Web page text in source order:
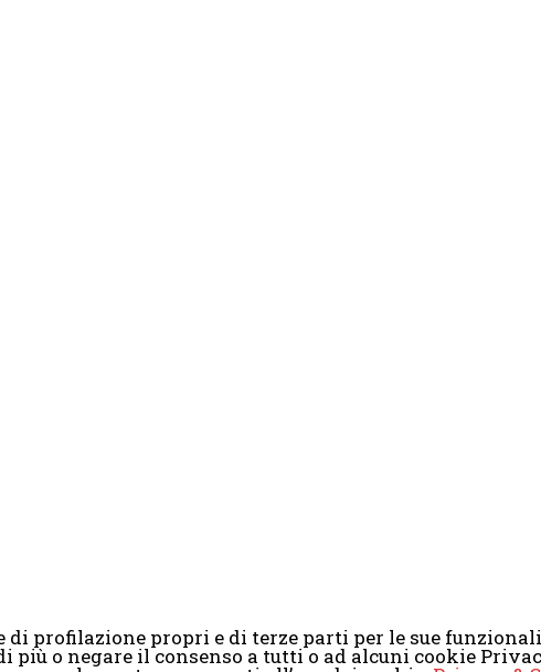
© Copyright 2008-2017 Scenaripolitici.com - Tutti i diritti
di profilazione propri e di terze parti per le sue
più o negare il consenso a tutti o ad alcuni cookie